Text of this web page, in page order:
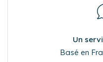
Un
Basé en